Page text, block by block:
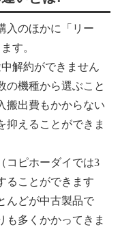
入のほかに「リー
す。
解約ができません
の機種から選ぶこと
搬出費もかからない
抑えることができま
コピホーダイでは3
ることができます
んどが中古製品で
も多くかかってきま